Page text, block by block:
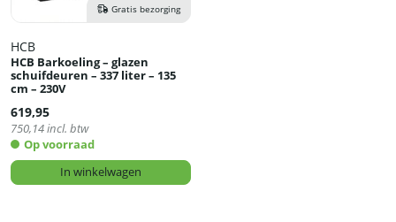
Gratis bezorging
HCB
HCB Barkoeling – glazen
schuifdeuren – 337 liter – 135
cm – 230V
619,95
750,14incl. btw
Op voorraad
In winkelwagen